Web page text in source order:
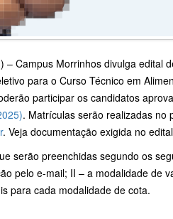
– Campus Morrinhos divulga edital
para o Curso Técnico em
participar os candidatos
. Matrículas serão realizadas no
. Veja documentação exigida no
serão preenchidas segundo os
pelo e-mail; II – a modalidade de
para cada modalidade de cota.